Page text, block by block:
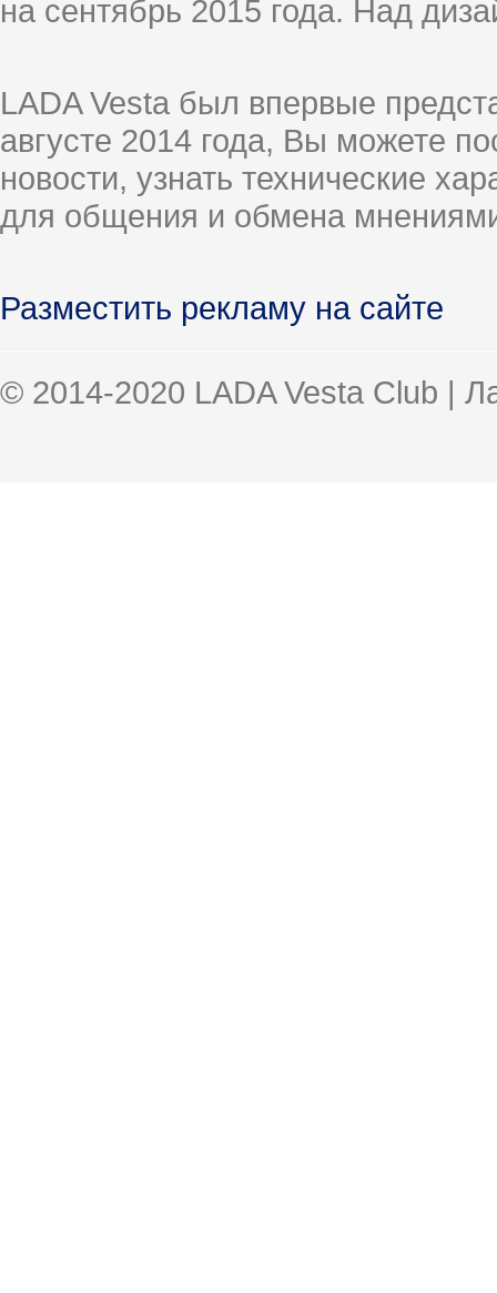
на сентябрь 2015 года. Над
LADA Vesta был впервые
августе 2014 года, Вы можете
новости, узнать технические
для общения и обмена
Разместить рекламу на сайте
© 2014-2020 LADA Vesta Club |